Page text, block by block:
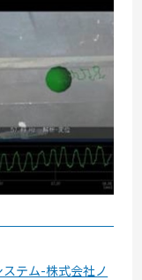
テム-株式会社ノ